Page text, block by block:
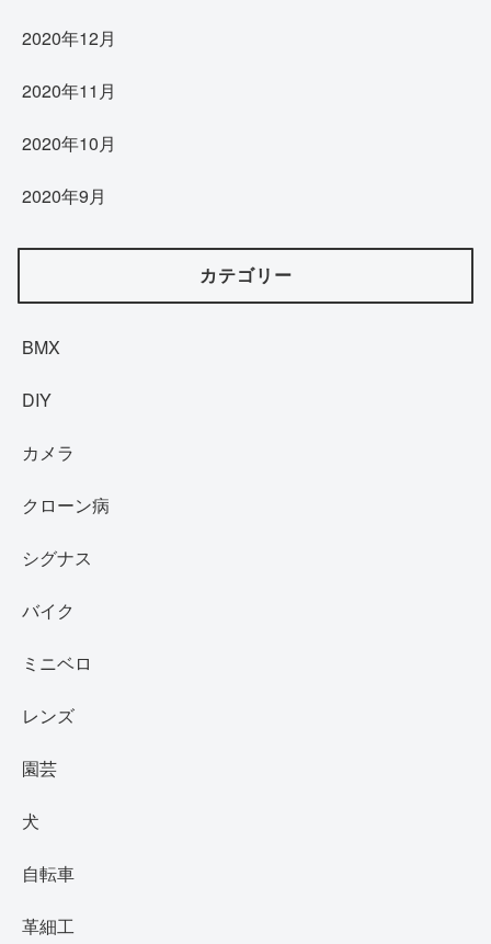
2020年12月
2020年11月
2020年10月
2020年9月
カテゴリー
BMX
DIY
カメラ
クローン病
シグナス
バイク
ミニベロ
レンズ
園芸
犬
自転車
革細工